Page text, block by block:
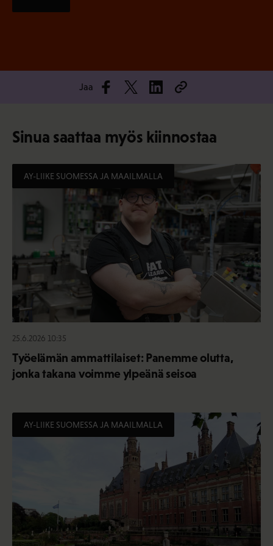
Jaa
Sinua saattaa myös kiinnostaa
AY-LIIKE SUOMESSA JA MAAILMALLA
25.6.2026 10:35
Työelämän ammattilaiset: Panemme olutta,
jonka takana voimme ylpeänä seisoa
AY-LIIKE SUOMESSA JA MAAILMALLA